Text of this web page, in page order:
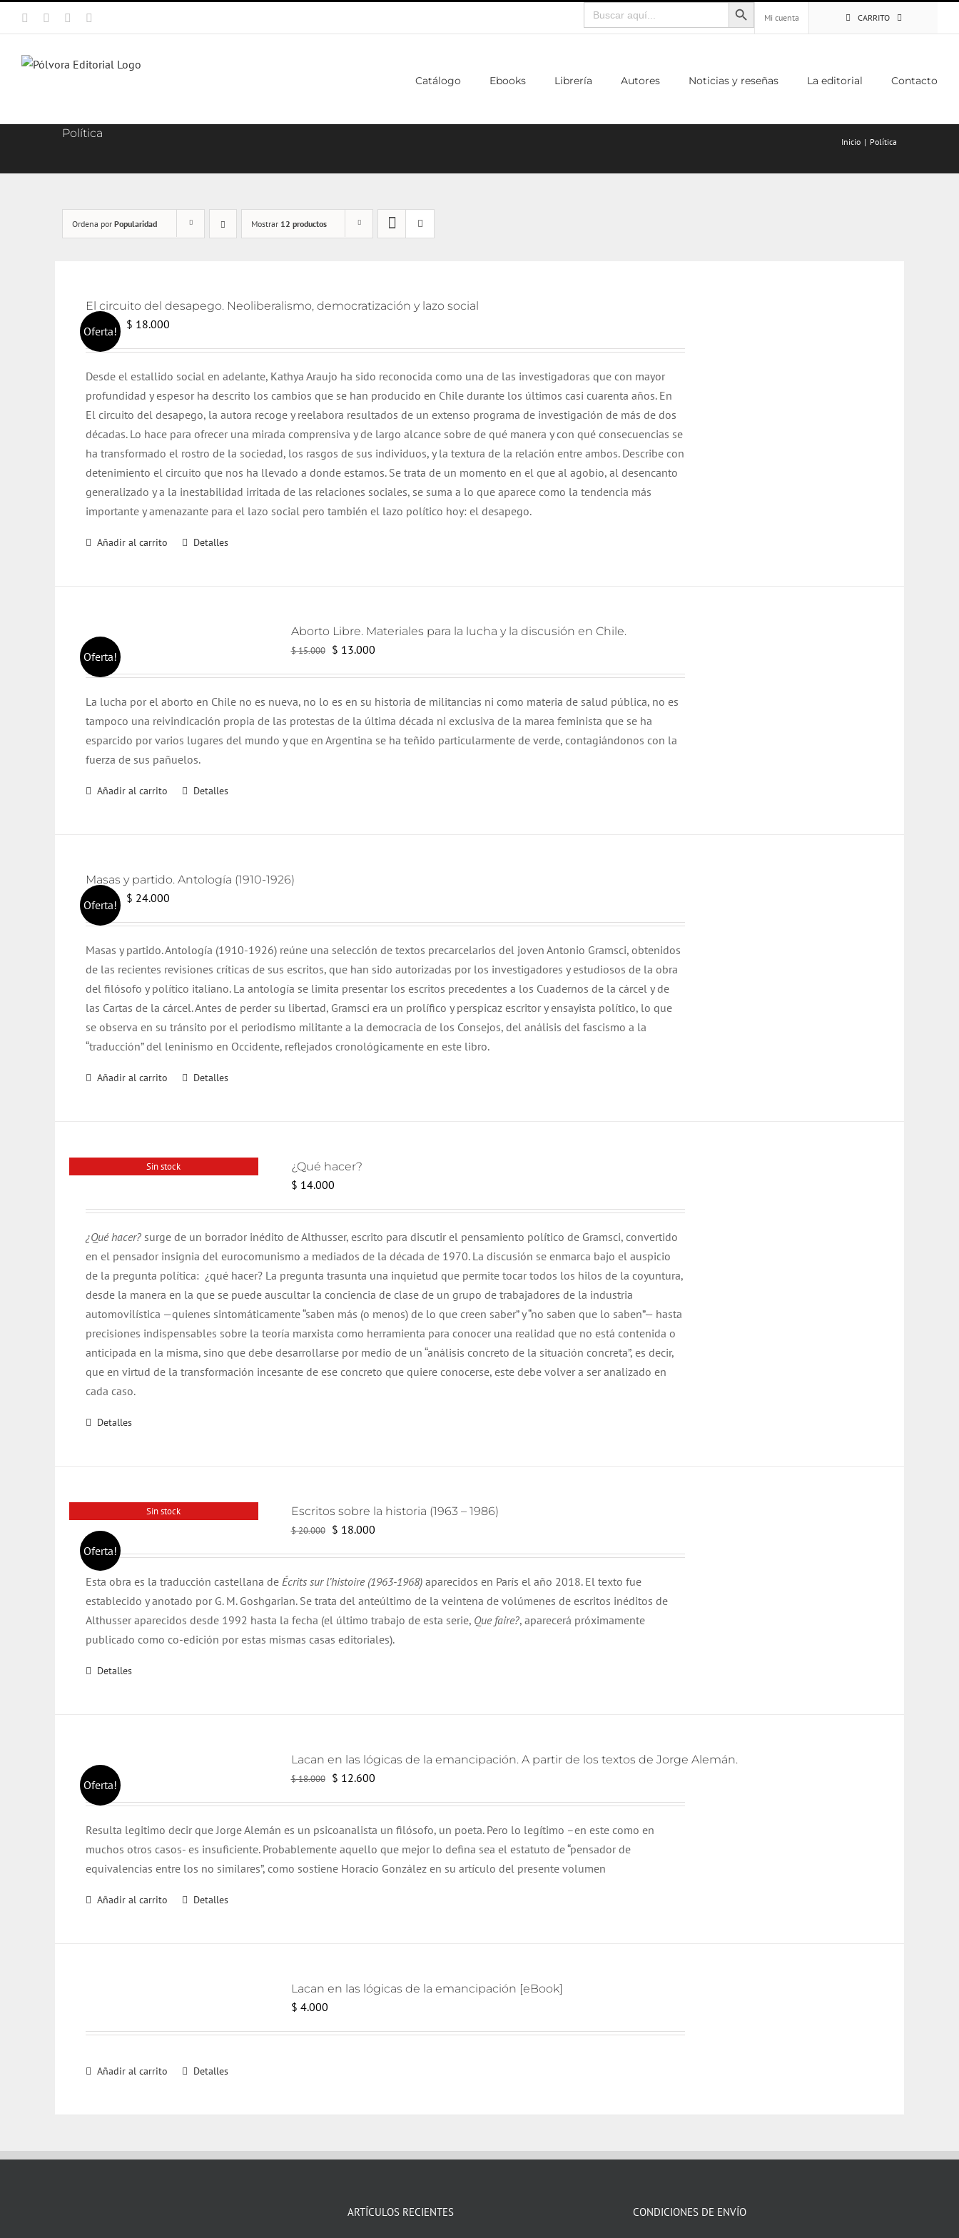
Facebook Instagram
Buscar:
Mi cuenta
CARRITO
Catálogo Ebooks Librería Autores Noticias y reseñas La editorial Contacto
Política
Inicio Política
Ordena por Popularidad Mostrar 12 productos
Oferta!
El circuito del desapego. Neoliberalismo, democratización y lazo social
$ 19.000 El
era:
$ 19.000.
$ 18.000
es:
$ 18.000.
Desde el estallido social en adelante, Kathya Araujo ha sido reconocida como una de las investigadoras que con mayor
profundidad y espesor ha descrito los cambios que se han producido en Chile durante los últimos casi cuarenta años. En
El circuito del desapego, la autora recoge y reelabora resultados de un extenso programa de investigación de más de dos
décadas. Lo hace para ofrecer una mirada comprensiva y de largo alcance sobre de qué manera y con qué consecuencias se
ha transformado el rostro de la sociedad, los rasgos de sus individuos, y la textura de la relación entre ambos. Describe con
detenimiento el circuito que nos ha llevado a donde estamos. Se trata de un momento en el que al agobio, al desencanto
generalizado y a la inestabilidad irritada de las relaciones sociales, se suma a lo que aparece como la tendencia más
importante y amenazante para el lazo social pero también el lazo político hoy: el desapego.
Añadir al carrito Detalles
Oferta!
Aborto Libre. Materiales para la lucha y la discusión en Chile.
$15.000
El
era:
$ 15.000.
$ 13.000El
es:
$ 13.000.
La lucha por el aborto en Chile no es nueva, no lo es en su historia de militancias ni como materia de salud pública, no es
tampoco una reivindicación propia de las protestas de la última década ni exclusiva de la marea feminista que se ha
esparcido por varios lugares del mundo y que en Argentina se ha teñido particularmente de verde, contagiándonos con la
fuerza de sus pañuelos.
Añadir al carrito Detalles
Oferta!
Masas y partido. Antología (1910-1926)
$ 25.000 El
era:
$ 25.000.
$ 24.000
es:
$ 24.000.
Masas y partido. Antología (1910-1926) reúne una selección de textos precarcelarios del joven Antonio Gramsci, obtenidos
de las recientes revisiones críticas de sus escritos, que han sido autorizadas por los investigadores y estudiosos de la obra
del filósofo y político italiano. La antología se limita presentar los escritos precedentes a los Cuadernos de la cárcel y de
las Cartas de la cárcel. Antes de perder su libertad, Gramsci era un prolífico y perspicaz escritor y ensayista político, lo que
se observa en su tránsito por el periodismo militante a la democracia de los Consejos, del análisis del fascismo a la
“traducción” del leninismo en Occidente, reflejados cronológicamente en este libro.
Añadir al carrito Detalles
Sin stock ¿Qué hacer?
$ 14.000
¿Qué hacer? surge de un borrador inédito de Althusser, escrito para discutir el pensamiento político de Gramsci, convertido
en el pensador insignia del eurocomunismo a mediados de la década de 1970. La discusión se enmarca bajo el auspicio
de la pregunta política: ¿qué hacer? La pregunta trasunta una inquietud que permite tocar todos los hilos de la coyuntura,
desde la manera en la que se puede auscultar la conciencia de clase de un grupo de trabajadores de la industria
automovilística —quienes sintomáticamente “saben más (o menos) de lo que creen saber” y “no saben que lo saben”— hasta
precisiones indispensables sobre la teoría marxista como herramienta para conocer una realidad que no está contenida o
anticipada en la misma, sino que debe desarrollarse por medio de un “análisis concreto de la situación concreta”, es decir,
que en virtud de la transformación incesante de ese concreto que quiere conocerse, este debe volver a ser analizado en
cada caso.
Detalles
Sin stock
Oferta!
Escritos sobre la historia (1963 – 1986)
$20.000
El
era:
$ 20.000.
$ 18.000El
es:
$ 18.000.
Esta obra es la traducción castellana de Écrits surl’histoire(1963-1968) aparecidos en París el año 2018. El texto fue
establecido y anotado por G. M. Goshgarian. Se trata del anteúltimo de la veintena de volúmenes de escritos inéditos de
Althusser aparecidos desde 1992 hasta la fecha (el último trabajo de esta serie, Que faire?, aparecerá próximamente
publicado como co-edición por estas mismas casas editoriales).
Detalles
Oferta!
Lacan en las lógicas de la emancipación. A partir de los textos de Jorge Alemán.
$18.000
El
era:
$ 18.000.
$ 12.600El
es:
$ 12.600.
Resulta legitimo decir que Jorge Alemán es un psicoanalista un filósofo, un poeta. Pero lo legítimo –en este como en
muchos otros casos- es insuficiente. Probablemente aquello que mejor lo defina sea el estatuto de “pensador de
equivalencias entre los no similares”, como sostiene Horacio González en su artículo del presente volumen
Añadir al carrito Detalles
Lacan en las lógicas de la emancipación [eBook]
$ 4.000
Añadir al carrito Detalles
ARTÍCULOS RECIENTES CONDICIONES DE ENVÍO